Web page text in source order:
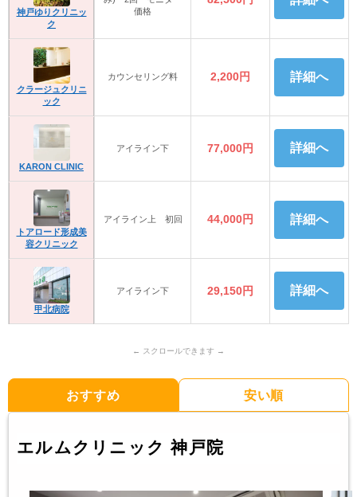
神戸ゆりクリニッ
ク
価格
クラージュクリニ
ック
カウンセリング料 2,200円 詳細へ
KARON CLINIC
アイライン下 77,000円 詳細へ
トアロード形成美
容クリニック
アイライン上 初回 44,000円 詳細へ
甲北病院
アイライン下 29,150円 詳細へ
おすすめ 安い順
エルムクリニック 神戸院